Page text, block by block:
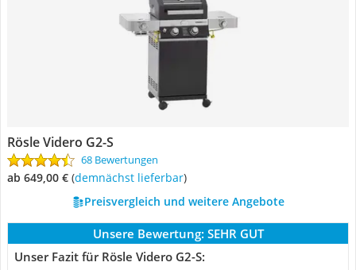
Rösle Videro G2-S
68 Bewertungen
ab 649,00 € ( Demnächst lieferbar)
Preisvergleich und weitere Angebote
Unsere Bewertung: SEHR GUT
Unser Fazit für Rösle Videro G2-S: